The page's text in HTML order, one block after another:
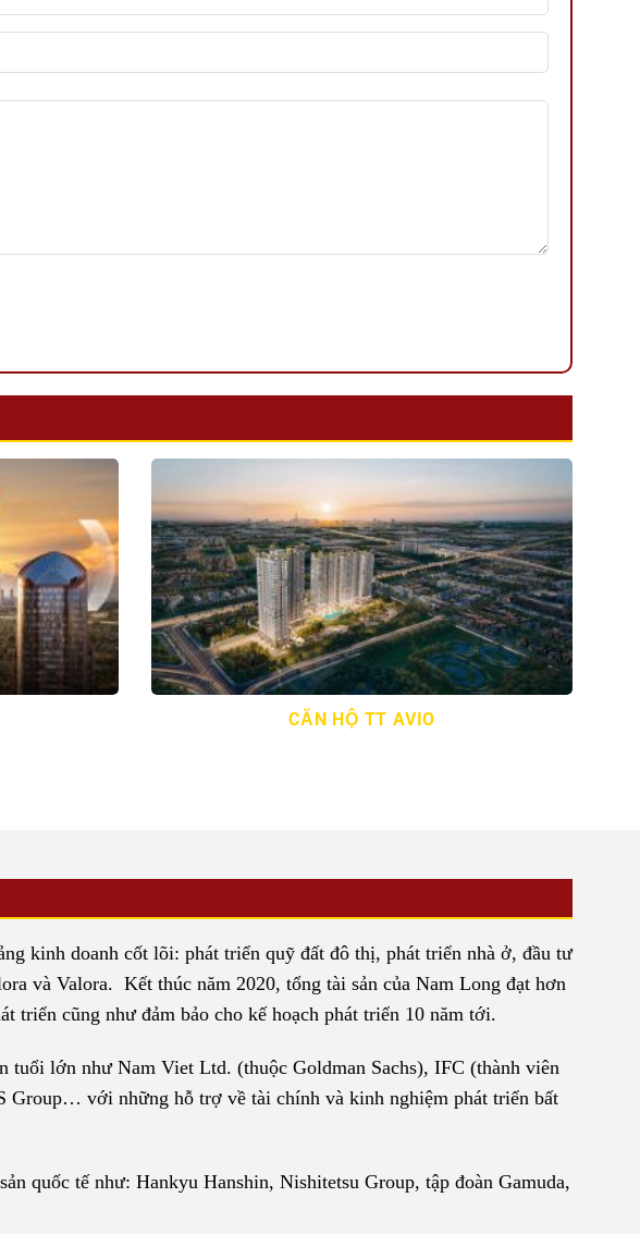
CĂN HỘ TT AVIO
kinh doanh cốt lõi: phát triển quỹ đất đô thị, phát triển nhà ở, đầu tư
và Valora. Kết thúc năm 2020, tổng tài sản của Nam Long đạt hơn
triển cũng như đảm bảo cho kế hoạch phát triển 10 năm tới.
tuổi lớn như Nam Viet Ltd. (thuộc Goldman Sachs), IFC (thành viên
Group… với những hỗ trợ về tài chính và kinh nghiệm phát triển bất
quốc tế như: Hankyu Hanshin, Nishitetsu Group, tập đoàn Gamuda,